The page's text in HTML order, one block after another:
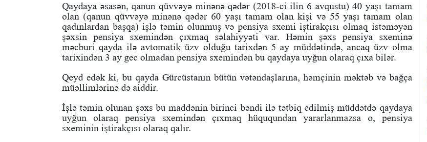
Qaydaya əsasən, qanun qüvvəyə minənə qədər (2018-ci ilin 6 avqustu) 40 yaşı tamam
olan (qanun qüvvəyə minənə qədər 60 yaşı tamam olan kişi və 55 yaşı tamam olan
qadınlardan başqa) işlə təmin olunmuş və pensiya sxemi iştirakçısı olmaq istəməyən
şəxsin pensiya sxemindən çıxmaq səlahiyyəti var. Həmin şəxs pensiya sxeminə
məcburi qayda ilə avtomatik üzv olduğu tarixdən 5 ay müddətində, ancaq üzv olma
tarixindən 3 ay gec olmadan pensiya sxemindən bu qaydaya uyğun olaraq çıxa bilər.
Qeyd edək ki, bu qayda Gürcüstanın bütün vətəndaşlarına, həmçinin məktəb və bağça
müəllimlərinə də aiddir.
İşlə təmin olunan şəxs bu maddənin birinci bəndi ilə tətbiq edilmiş müddətdə qaydaya
uyğun olaraq pensiya sxemindən çıxmaq hüququndan yararlanmazsa o, pensiya
sxeminin iştirakçısı olaraq qalır.